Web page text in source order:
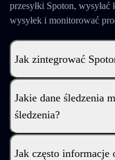
przesyłki Spoton,
wysyłek i monitorować
Jak zintegrować
Jakie dane śledzenia
śledzenia?
Jak często informacje